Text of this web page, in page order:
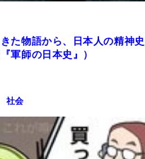
た物語から、日本人の精神史
軍師の日本史』）
社会